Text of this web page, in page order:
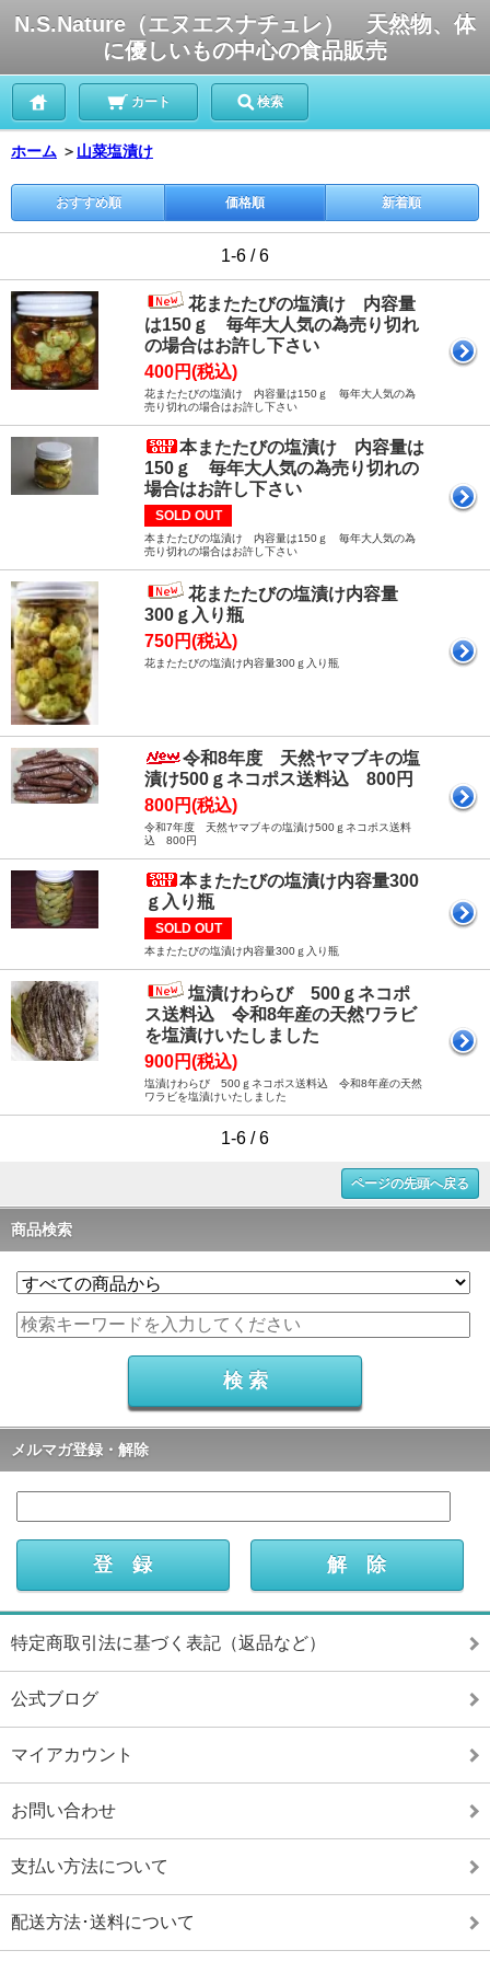
N.S.Nature（エヌエスナチュレ） 天然物、体
に優しいもの中心の食品販売
カート 検索
ホーム ＞ 山菜塩漬け
おすすめ順 価格順 新着順
1-6 / 6
花またたびの塩漬け 内容量
は150ｇ 毎年大人気の為売り切れ
の場合はお許し下さい
400円(税込)
花またたびの塩漬け 内容量は150ｇ 毎年大人気の為
売り切れの場合はお許し下さい
本またたびの塩漬け 内容量は
150ｇ 毎年大人気の為売り切れの
場合はお許し下さい
SOLD OUT
本またたびの塩漬け 内容量は150ｇ 毎年大人気の為
売り切れの場合はお許し下さい
花またたびの塩漬け内容量
300ｇ入り瓶
750円(税込)
花またたびの塩漬け内容量300ｇ入り瓶
令和8年度 天然ヤマブキの塩
漬け500ｇネコポス送料込 800円
800円(税込)
令和7年度 天然ヤマブキの塩漬け500ｇネコポス送料
込 800円
本またたびの塩漬け内容量300
ｇ入り瓶
SOLD OUT
本またたびの塩漬け内容量300ｇ入り瓶
塩漬けわらび 500ｇネコポ
ス送料込 令和8年産の天然ワラビ
を塩漬けいたしました
900円(税込)
塩漬けわらび 500ｇネコポス送料込 令和8年産の天然
ワラビを塩漬けいたしました
1-6 / 6
ページの先頭へ戻る
商品検索
メルマガ登録・解除
特定商取引法に基づく表記（返品など）
公式ブログ
マイアカウント
お問い合わせ
支払い方法について
配送方法･送料について